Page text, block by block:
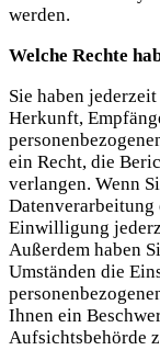
werden.
Welche Rechte
Sie haben
Herkunft,
ein Recht, die
verlangen. Wenn
Datenverarbeitung
Einwilligung
Außerdem haben
Umständen die
Ihnen ein
Aufsichtsbehörde